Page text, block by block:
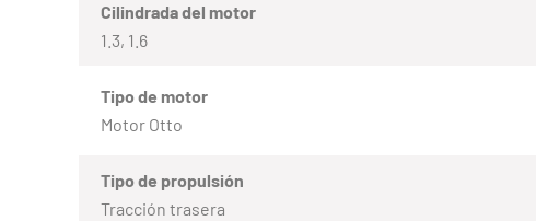
Cilindrada del motor
1.3, 1.6
Tipo de motor
Motor Otto
Tipo de propulsión
Tracción trasera